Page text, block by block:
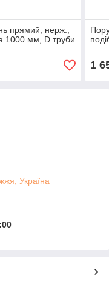
прямий, нерж.,
1000 мм, D труби
1
Україна